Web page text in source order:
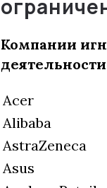
Компании
деятельности
Acer
Alibaba
AstraZeneca
Asus